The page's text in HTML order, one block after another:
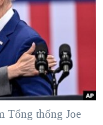
Tổng thống Joe